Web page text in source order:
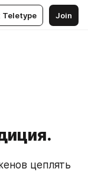
Teletype Join
цеплять